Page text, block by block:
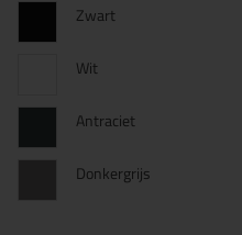
Zwart
Wit
Antraciet
Donkergrijs